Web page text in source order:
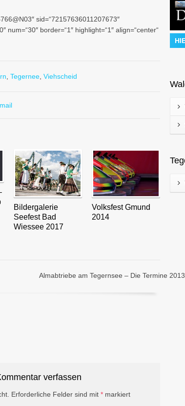
sid=“72157636011207673″
num=“30″ border=“1″ highlight=“1″ align=“center“
Tegernee Viehscheid
Bildergalerie
Seefest Bad
Wiessee 2017
Volksfest Gmund
2014
Almabtriebe am Tegernsee – Die Termine 2013
verfassen
Erforderliche Felder sind mit * markiert